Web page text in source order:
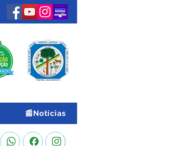
📰Notícias